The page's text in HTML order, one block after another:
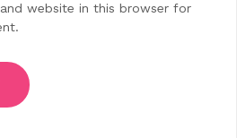
website in this browser for